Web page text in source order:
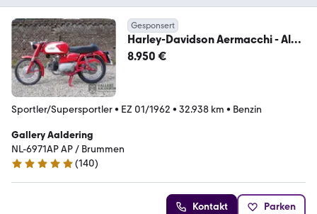
Gesponsert
Harley-Davidson Aermacchi - Ala
Verde 250
8.950 €
Sportler/Supersportler• EZ 01/1962 • 32.938 km • Benzin
Gallery Aaldering
NL-6971AP AP / Brummen
4.8 Sterne
(140)
Kontakt Parken